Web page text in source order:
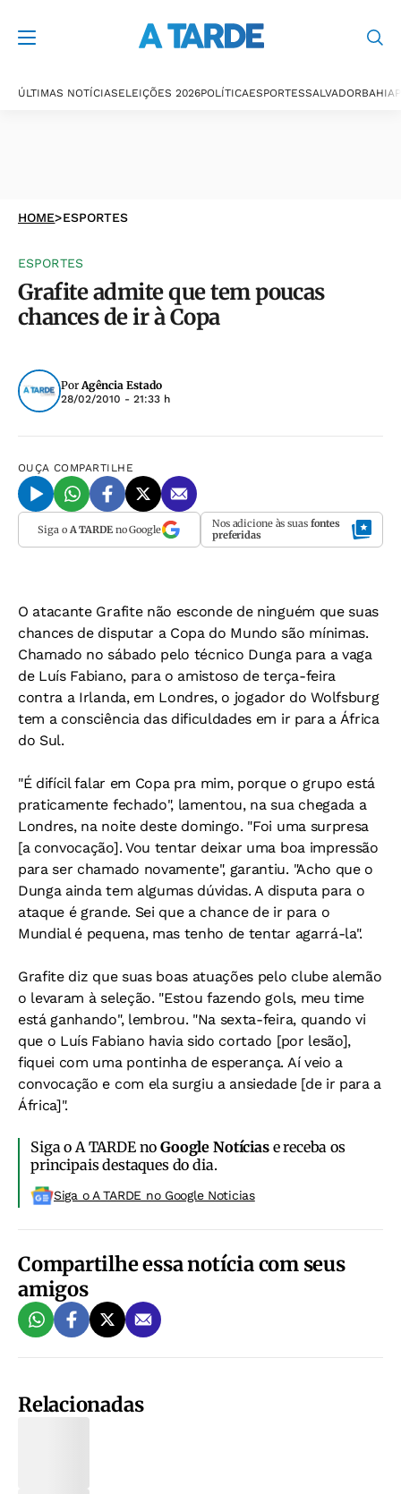
ÚLTIMAS NOTÍCIASELEIÇÕES 2026POLÍTICAESPORTESSALVADORBAHIA
HOME>ESPORTES
ESPORTES
Grafite admite que tem poucas
chances de ir à Copa
PorAgência Estado
28/02/2010 - 21:33 h
OUÇA COMPARTILHE
Siga o A TARDEno Google Nos adicione às suas fontes
preferidas
O atacante Grafite não esconde de ninguém que suas
chances de disputar a Copa do Mundo são mínimas.
Chamado no sábado pelo técnico Dunga para a vaga
de Luís Fabiano, para o amistoso de terça-feira
contra a Irlanda, em Londres, o jogador do Wolfsburg
tem a consciência das dificuldades em ir para a África
do Sul.
"É difícil falar em Copa pra mim, porque o grupo está
praticamente fechado", lamentou, na sua chegada a
Londres, na noite deste domingo. "Foi uma surpresa
[a convocação]. Vou tentar deixar uma boa impressão
para ser chamado novamente", garantiu. "Acho que o
Dunga ainda tem algumas dúvidas. A disputa para o
ataque é grande. Sei que a chance de ir para o
Mundial é pequena, mas tenho de tentar agarrá-la".
Grafite diz que suas boas atuações pelo clube alemão
o levaram à seleção. "Estou fazendo gols, meu time
está ganhando", lembrou. "Na sexta-feira, quando vi
que o Luís Fabiano havia sido cortado [por lesão],
fiquei com uma pontinha de esperança. Aí veio a
convocação e com ela surgiu a ansiedade [de ir para a
África]".
Siga o A TARDE noGoogle Notíciase receba os
principais destaques do dia.
Siga o A TARDE no Google Noticias
Compartilhe essa notícia com seus
amigos
Relacionadas